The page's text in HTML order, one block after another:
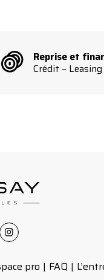
Reprise et
Crédit – Leasing
Instagram
pro FAQ